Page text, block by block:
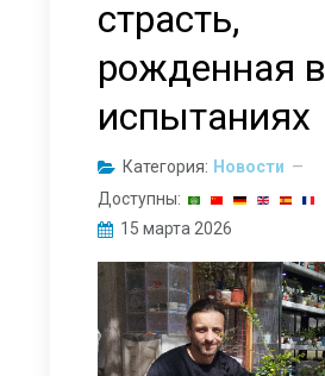
страсть,
рожденная в
испытаниях
Категория: Новости
Доступны:
15 марта 2026